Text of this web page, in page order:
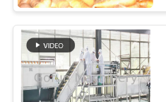
PEÇA
UMAS
CITAÇÕES
Linha de
Apple